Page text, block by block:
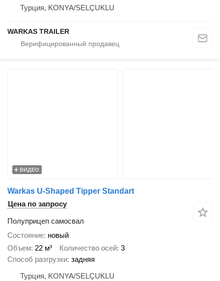
Турция, KONYA/SELÇUKLU
WARKAS TRAILER
ВИДЕО
Warkas U-Shaped Tipper Standart
Цена по запросу
Полуприцеп самосвал
Состояние новый
Объем 22 м³ Количество осей 3
Способ разгрузки задняя
Турция, KONYA/SELÇUKLU